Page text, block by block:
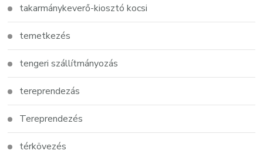
takarmánykeverő-kiosztó kocsi
temetkezés
tengeri szállítmányozás
tereprendezás
Tereprendezés
térkövezés